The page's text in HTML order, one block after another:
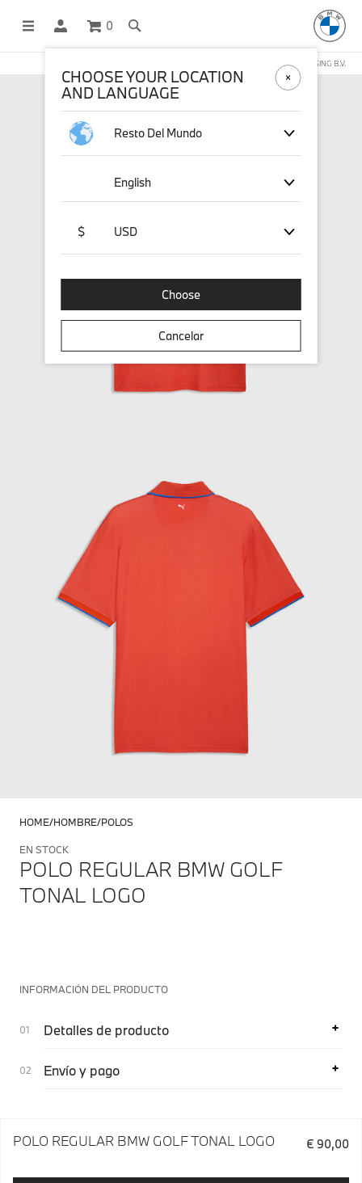
0
COMPRAS EN LÍNEA OPERADAS POR STICHD SPORTSMERCHANDISING B.V.
HOME HOMBRE POLOS
EN STOCK
POLO REGULAR BMW GOLF
TONAL LOGO
INFORMACIÓN DEL PRODUCTO
Detalles de producto
Envío y pago
POLO REGULAR BMW GOLF TONAL LOGO € 90,00
CHOOSE YOUR LOCATION
AND LANGUAGE
Resto Del Mundo
English
$ USD
Choose
Cancelar